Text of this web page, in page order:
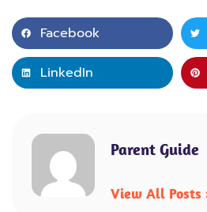
Facebook
LinkedIn
Parent Guide
View All Posts